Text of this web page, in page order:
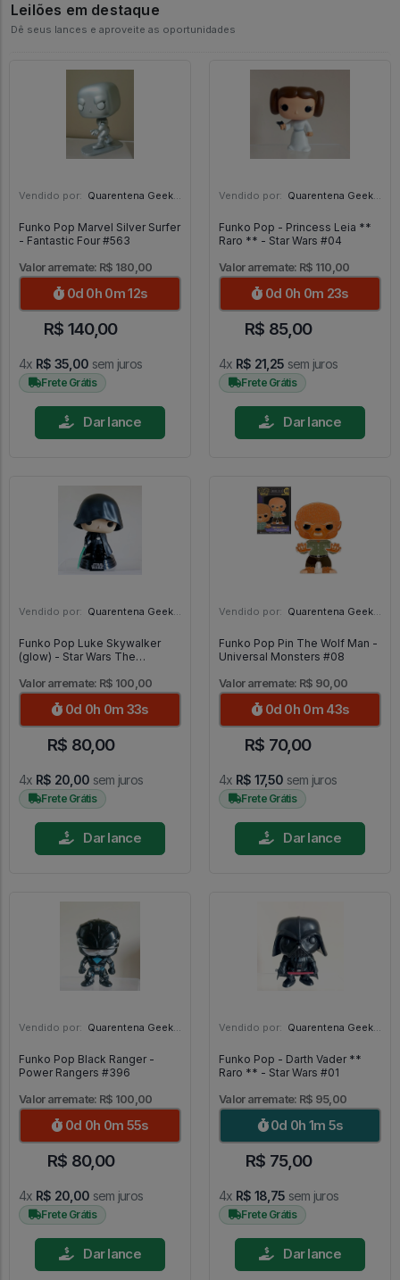
Leilões em destaque
Dê seus lances e aproveite as oportunidades
Vendido por: Quarentena Geek Store - SP
Funko Pop Marvel Silver Surfer
- Fantastic Four #563
Valor arremate: R$ 180,00
0d 0h 0m 10s
R$ 140,00
4x R$ 35,00 sem juros
Frete Grátis
Dar lance
Vendido por: Quarentena Geek Store - SP
Funko Pop - Princess Leia **
Raro ** - Star Wars #04
Valor arremate: R$ 110,00
0d 0h 0m 21s
R$ 85,00
4x R$ 21,25 sem juros
Frete Grátis
Dar lance
Vendido por: Quarentena Geek Store - SP
Funko Pop Luke Skywalker
(glow) - Star Wars The
Valor arremate: R$ 100,00
0d 0h 0m 31s
R$ 80,00
4x R$ 20,00 sem juros
Frete Grátis
Dar lance
Vendido por: Quarentena Geek Store - SP
Funko Pop Pin The Wolf Man -
Universal Monsters #08
Valor arremate: R$ 90,00
0d 0h 0m 41s
R$ 70,00
4x R$ 17,50 sem juros
Frete Grátis
Dar lance
Vendido por: Quarentena Geek Store - SP
Funko Pop Black Ranger -
Power Rangers #396
Valor arremate: R$ 100,00
0d 0h 0m 53s
R$ 80,00
4x R$ 20,00 sem juros
Frete Grátis
Dar lance
Vendido por: Quarentena Geek Store - SP
Funko Pop - Darth Vader **
Raro ** - Star Wars #01
Valor arremate: R$ 95,00
0d 0h 1m 3s
R$ 75,00
4x R$ 18,75 sem juros
Frete Grátis
Dar lance